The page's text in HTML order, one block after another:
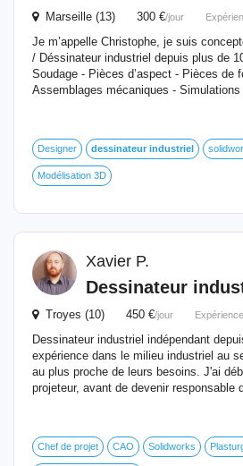
Marseille (13) 300 €/jour
Je m’appelle Christophe, je suis
/ Déssinateur industriel depuis plus de
Soudage - Pièces d’aspect - Pièces de
Assemblages mécaniques -
Designer dessinateur industriel
Modélisation 3D
Xavier P.
Dessinateur
Troyes (10) 450 €/jour
Dessinateur industriel indépendant
expérience dans le milieu industriel au
au plus proche de leurs besoins. J'ai
projeteur, avant de devenir responsable
Chef de projet CAO Solidworks